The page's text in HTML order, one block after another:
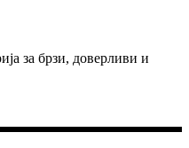
за брзи, доверливи и